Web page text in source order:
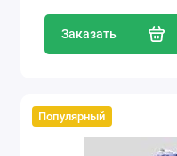
Заказать
Популярный